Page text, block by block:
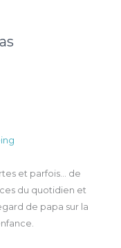
et parfois… de
du quotidien et
de papa sur la